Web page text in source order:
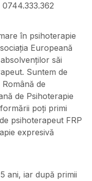
în psihoterapie
Europeană
săi
Suntem de
de
de Psihoterapie
poți primi
psihoterapeut FRP
expresivă
ani, iar după primii